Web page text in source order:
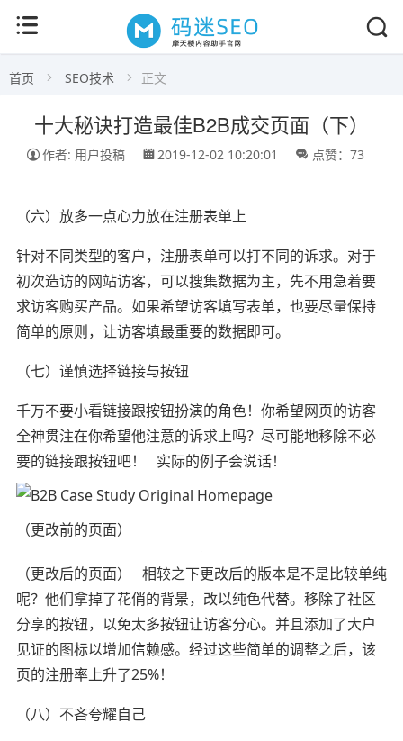
首页 SEO技术 正文
十大秘诀打造最佳B2B成交页面（下）
作者: 用户投稿 2019-12-02 10:20:01 点赞：73
（六）放多一点心力放在注册表单上
针对不同类型的客户，注册表单可以打不同的诉求。对于
初次造访的网站访客，可以搜集数据为主，先不用急着要
求访客购买产品。如果希望访客填写表单，也要尽量保持
简单的原则，让访客填最重要的数据即可。
（七）谨慎选择链接与按钮
千万不要小看链接跟按钮扮演的角色！你希望网页的访客
全神贯注在你希望他注意的诉求上吗？尽可能地移除不必
要的链接跟按钮吧！ 实际的例子会说话！
（更改前的页面）
（更改后的页面） 相较之下更改后的版本是不是比较单纯
呢？他们拿掉了花俏的背景，改以纯色代替。移除了社区
分享的按钮，以免太多按钮让访客分心。并且添加了大户
见证的图标以增加信赖感。经过这些简单的调整之后，该
页的注册率上升了25%！
（八）不吝夸耀自己